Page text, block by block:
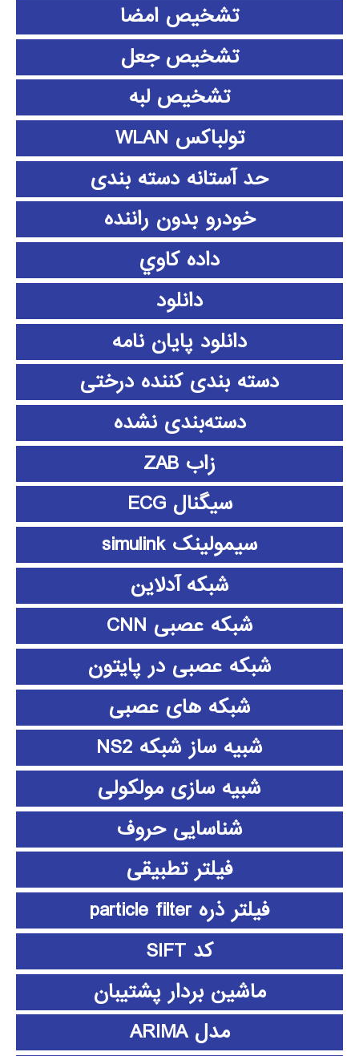
تشخیص امضا
تشخیص جعل
تشخیص لبه
تولباکس WLAN
حد آستانه دسته بندی
خودرو بدون راننده
داده كاوي
دانلود
دانلود پايان نامه
دسته بندی کننده درختی
دسته‌بندی نشده
زاب ZAB
سیگنال ECG
سیمولینک simulink
شبکه آدلاین
شبکه عصبی CNN
شبکه عصبی در پایتون
شبکه های عصبی
شبیه ساز شبکه NS2
شبیه سازی مولکولی
شناسایی حروف
فیلتر تطبیقی
فیلتر ذره particle filter
کد SIFT
ماشین بردار پشتیبان
مدل ARIMA